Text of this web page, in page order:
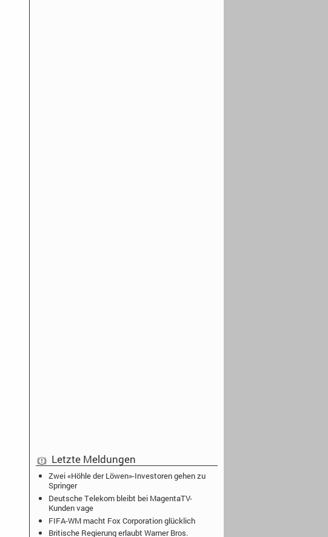
Letzte Meldungen
Zwei «Höhle der Löwen»-Investoren gehen zu
Springer
Deutsche Telekom bleibt bei MagentaTV-
Kunden vage
FIFA-WM macht Fox Corporation glücklich
Britische Regierung erlaubt Warner Bros.